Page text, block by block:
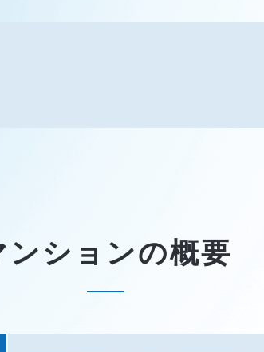
ンションの概要